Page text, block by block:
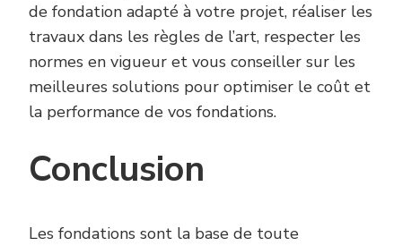
de fondation adapté à votre projet, réaliser les
travaux dans les règles de l’art, respecter les
normes en vigueur et vous conseiller sur les
meilleures solutions pour optimiser le coût et
la performance de vos fondations.
Conclusion
Les fondations sont la base de toute